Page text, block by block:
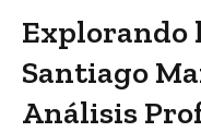
Explorando
Santiago
Análisis